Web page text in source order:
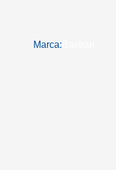
Marca: